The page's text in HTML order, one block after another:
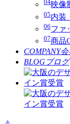
04映像
05内装
06ファ
07商品
COMPANY会
BLOG ブログ